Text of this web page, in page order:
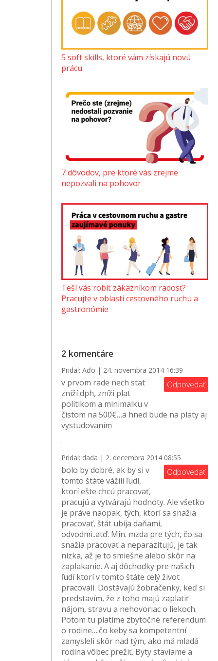
5 soft skills, ktoré vám získajú novú
prácu
7 dôvodov, pre ktoré vás zrejme
nepozvali na pohovor
Teší vás robiť zákazníkom radosť?
Pracujte v oblasti cestovného ruchu a
gastronómie
2 komentáre
Pridal: Aďo | 24. novembra 2014 16:39
Odpovedať
v prvom rade nech stat
zníží dph, zníži plat
politikom a minimalku v
čistom na 500€…a hned bude na platy aj
vystudovaním
Pridal: dada | 2. decembra 2014 08:55
Odpovedať
bolo by dobré, ak by si v
tomto štáte vážili ľudí,
ktorí ešte chcú pracovať,
pracujú a vytvárajú hodnoty. Ale všetko
je práve naopak, tých, ktorí sa snažia
pracovať, štát ubíja daňami,
odvodmi..atď. Min. mzda pre tých, čo sa
snažia pracovať a neparazitujú, je tak
nízka, až je to smiešne alebo skôr na
zaplakanie. A aj dôchodky pre našich
ľudí ktorí v tomto štáte celý život
pracovali. Dostávajú žobračenky, keď si
predstavím, že z toho majú zaplatiť
nájom, stravu a nehovoriac o liekoch.
Potom tu platíme zbytočné referendum
o rodine….čo keby sa kompetentní
zamysleli skôr nad tým, ako má mladá
rodina vôbec prežiť. Byty staviame a